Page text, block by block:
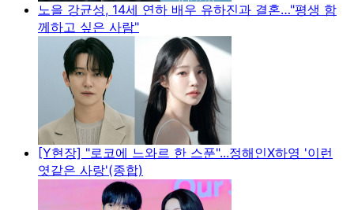
노을 강균성, 14세 연하 배우 유하진과 결혼…"평생 함
께하고 싶은 사람"
[Y현장] "로코에 느와르 한 스푼"...정해인X하영 '이런
엿같은 사랑'(종합)